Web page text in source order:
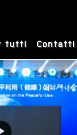
tutti Contatti